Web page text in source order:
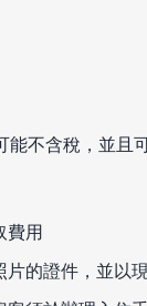
不含稅，並且
費用
的證件，並以